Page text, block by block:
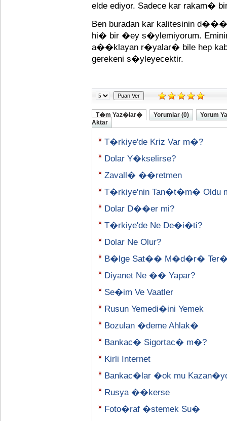
elde ediyor. Sadece kar
Ben buradan kar kalitesinin
hi� bir �ey s�ylemiyorum.
a��klayan r�yalar� bile hep
gerekeni s�yleyecektir.
T�m Yaz�lar� Yorumlar (0)
Yorum
Aktar
T�rkiye'de Kriz Var m�?
Dolar Y�kselirse?
Zavall� ��retmen
T�rkiye'nin Tan�t�m� Oldu
Dolar D��er mi?
T�rkiye'de Ne De�i�ti?
Dolar Ne Olur?
B�lge Sat�� M�d�r�
Diyanet Ne �� Yapar?
Se�im Ve Vaatler
Rusun Yemedi�ini Yemek
Bozulan �deme Ahlak�
Bankac� Sigortac� m�?
Kirli Internet
Bankac�lar �ok mu
Rusya ��kerse
Foto�raf �stemek Su�